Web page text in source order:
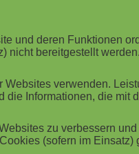
wenig strukturelle
Entwicklungsbegleitungen
als Lernangebot
ein – und welche
gleichzeitig:
und deren Funktionen
nicht bereitgestellt werden.
verwenden.
Informationen, die
zu verbessern
(sofern im Einsatz)